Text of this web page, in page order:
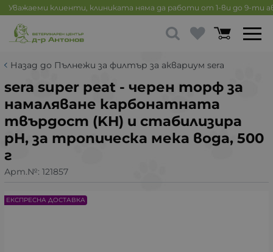
Уважаеми клиенти, клиниката няма да работи от 1-ви до 9-ти
Назад до Пълнежи за филтър за аквариум sera
sera super peat - черен торф за
намаляване карбонатната
твърдост (KH) и стабилизира
pH, за тропическа мека вода, 500
г
Арт.№: 121857
ЕКСПРЕСНА ДОСТАВКА